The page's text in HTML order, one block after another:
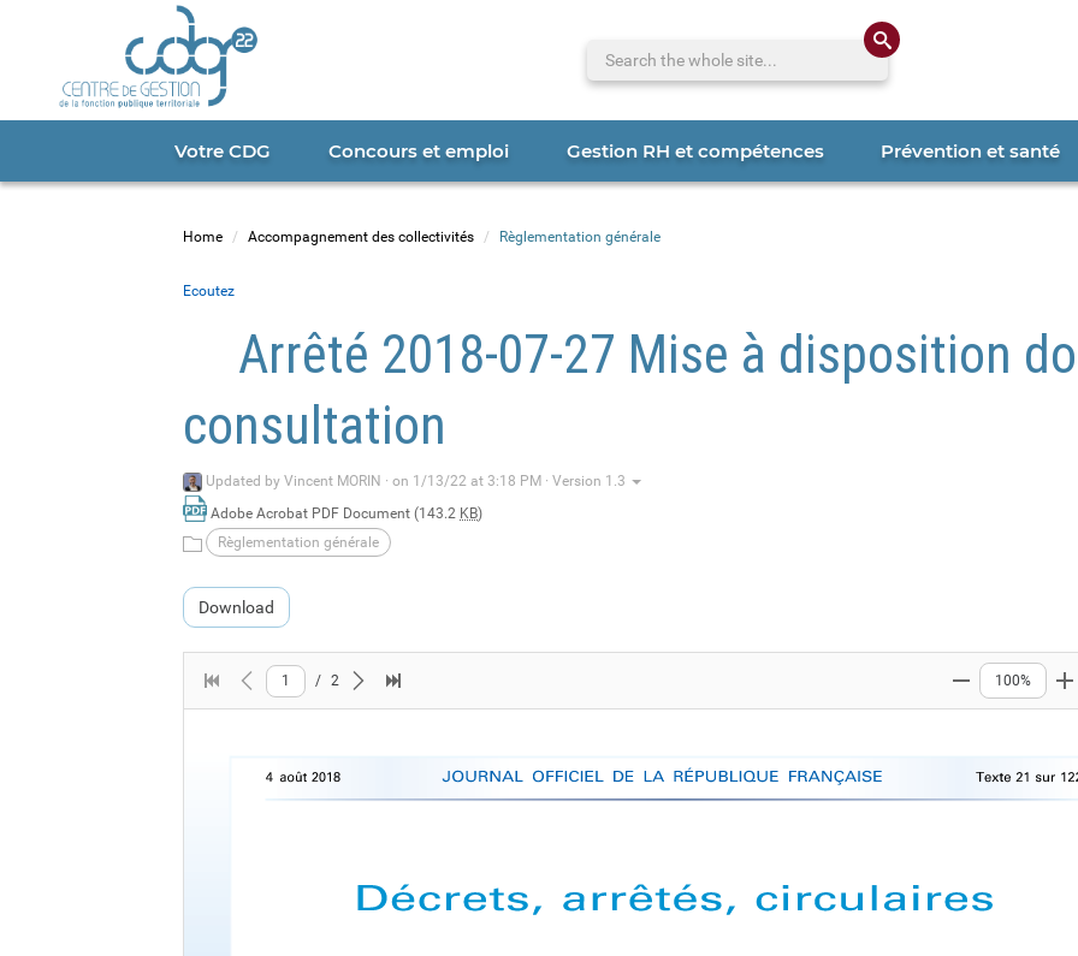
CDG
Search the whole
Votre CDG Concours et emploi Gestion RH et compétences Prévention et santé
Home Accompagnement des collectivités Règlementation générale
Ecoutez
Arrêté 2018-07-27 Mise à disposition
consultation
Updated by Vincent MORIN · on 1/13/22 at 3:18 PM · Version 1.3
Adobe Acrobat PDF Document (143.2 KB)
Règlementation générale
Download
First pagePrevious page
1 / 2
Next pageLast page Zoom out
100%
Cookies management panel